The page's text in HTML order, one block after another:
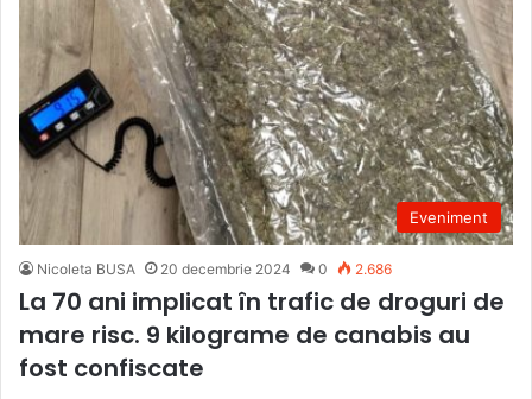
Eveniment
Nicoleta BUSA 20 decembrie 2024 0 2.686
La 70 ani implicat în trafic de droguri de
mare risc. 9 kilograme de canabis au
fost confiscate